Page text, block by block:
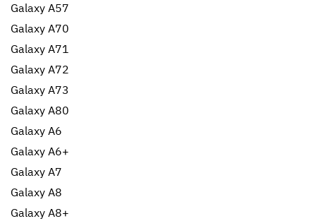
Galaxy A57
Galaxy A70
Galaxy A71
Galaxy A72
Galaxy A73
Galaxy A80
Galaxy A6
Galaxy A6+
Galaxy A7
Galaxy A8
Galaxy A8+